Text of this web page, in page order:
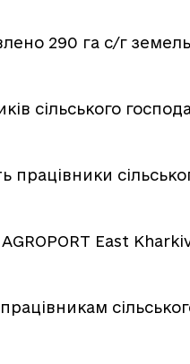
290 га с/г земель
сільського
East